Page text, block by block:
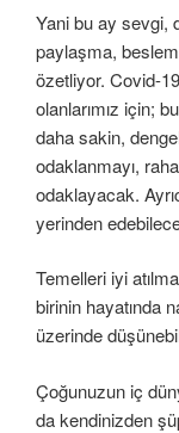
Yani bu ay sevgi,
paylaşma,
özetliyor. Covid-
olanlarımız için;
daha sakin,
odaklanmayı,
odaklayacak.
yerinden
Temelleri iyi
birinin hayatında
üzerinde
Çoğunuzun iç
da kendinizden